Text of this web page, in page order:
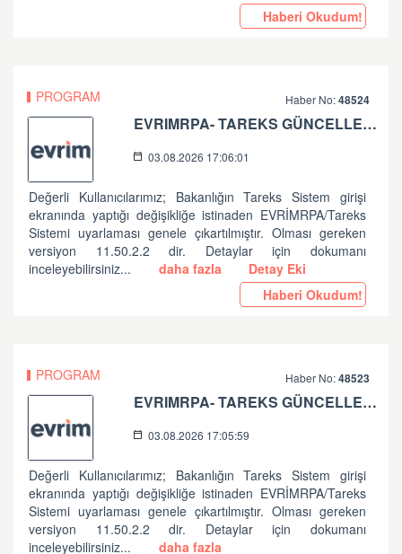
Haberi Okudum!
PROGRAM Haber No:48524
EVRIMRPA- TAREKS GÜNCELLEMESI HAKKINDA (V: 11.50.2.2)
03.08.2026 17:06:01
Değerli Kullanıcılarımız; Bakanlığın Tareks Sistem girişi
ekranında yaptığı değişikliğe istinaden EVRİMRPA/Tareks
Sistemi uyarlaması genele çıkartılmıştır. Olması gereken
versiyon 11.50.2.2 dir. Detaylar için dokumanı
inceleyebilirsiniz...
daha fazla
Detay Eki
Haberi Okudum!
PROGRAM Haber No:48523
EVRIMRPA- TAREKS GÜNCELLEMESI HAKKINDA
03.08.2026 17:05:59
Değerli Kullanıcılarımız; Bakanlığın Tareks Sistem girişi
ekranında yaptığı değişikliğe istinaden EVRİMRPA/Tareks
Sistemi uyarlaması genele çıkartılmıştır. Olması gereken
versiyon 11.50.2.2 dir. Detaylar için dokumanı
inceleyebilirsiniz...
daha fazla